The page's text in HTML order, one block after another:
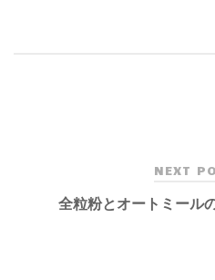
NEXT
全粒粉とオートミール